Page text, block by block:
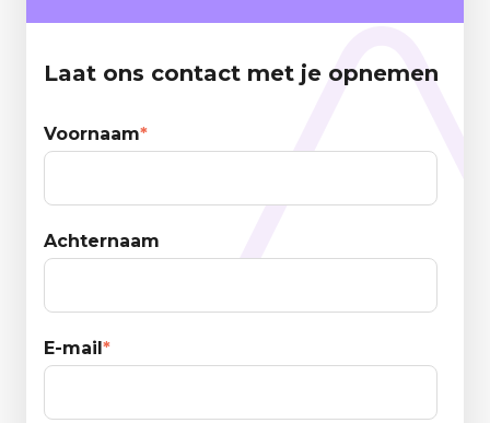
Laat ons contact met je opnemen
Voornaam*
Achternaam
E-mail*